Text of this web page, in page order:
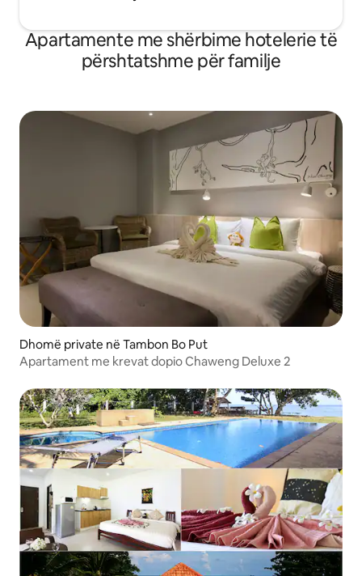
Apartamente me shërbime hotelerie të
përshtatshme për familje
Dhomë private në Tambon Bo Put
Apartament me krevat dopio Chaweng Deluxe 2